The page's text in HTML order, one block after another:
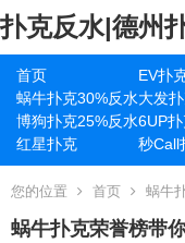
扑克反水|德州
首页 EV扑
蜗牛扑克30%反水大发
博狗扑克25%反水6UP
红星扑克
秒Call
您的位置 首页 蜗牛
蜗牛扑克荣誉榜带